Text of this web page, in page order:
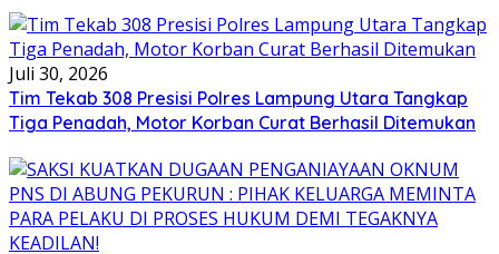
Juli 30, 2026
Tim Tekab 308 Presisi Polres Lampung Utara Tangkap
Tiga Penadah, Motor Korban Curat Berhasil Ditemukan